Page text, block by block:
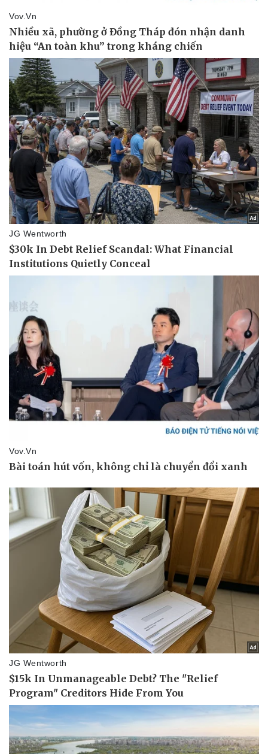
Doanh nghiệp
Doanh nghiệp 24h
Doanh nhân
Vì cộng đồng
Công nghệ
Sành điệu
Tin Công nghệ
Trải nghiệm
Chuyển đổi số